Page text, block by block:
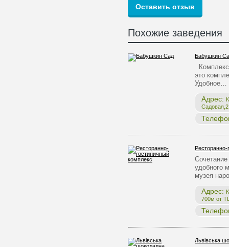
Похожие заведения
Бабушкин
это
Удобное…
Адрес:
удобного
музея
Адрес:
700м от
Львівська